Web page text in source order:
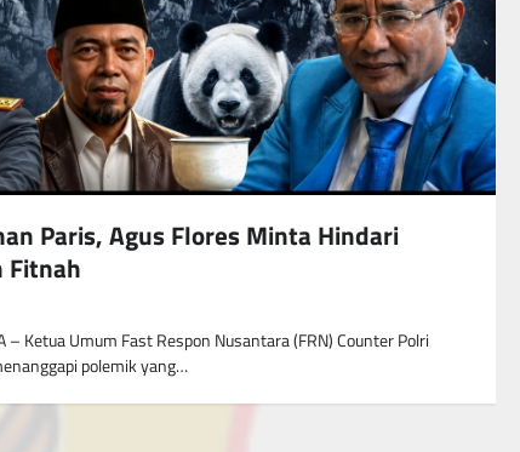
Paris, Agus Flores Minta Hindari
Fitnah
– Ketua Umum Fast Respon Nusantara (FRN) Counter Polri
polemik yang…